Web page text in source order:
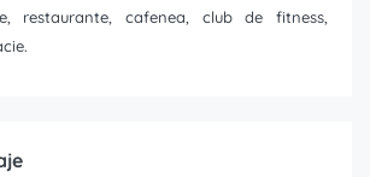
restaurante, cafenea, club de fitness,